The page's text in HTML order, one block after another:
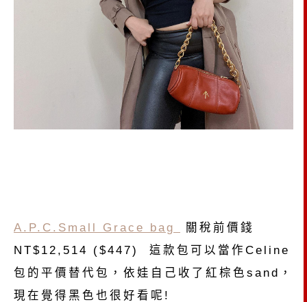
A.P.C.Small Grace bag
關稅前價錢
NT$12,514 ($447) 這款包可以當作Celine
包的平價替代包，依娃自己收了紅棕色sand，
現在覺得黑色也很好看呢!